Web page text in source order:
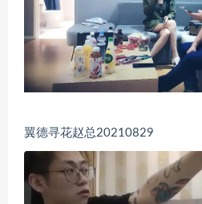
翼德寻花赵总20210829